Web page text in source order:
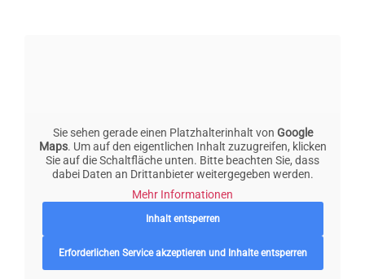
Sie sehen gerade einen Platzhalterinhalt von Google
Maps. Um auf den eigentlichen Inhalt zuzugreifen, klicken
Sie auf die Schaltfläche unten. Bitte beachten Sie, dass
dabei Daten an Drittanbieter weitergegeben werden.
Mehr Informationen
Inhalt entsperren
Erforderlichen Service akzeptieren und Inhalte entsperren